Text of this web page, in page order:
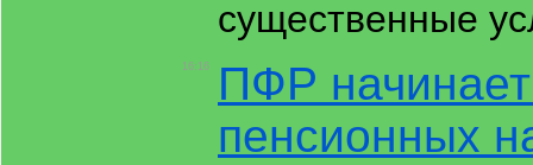
существенные
16:16
ПФР
пенсионных